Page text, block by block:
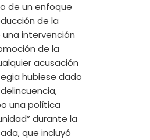
de un enfoque
de la
intervención
de la
acusación
hubiese dado
una política
durante la
que incluyó